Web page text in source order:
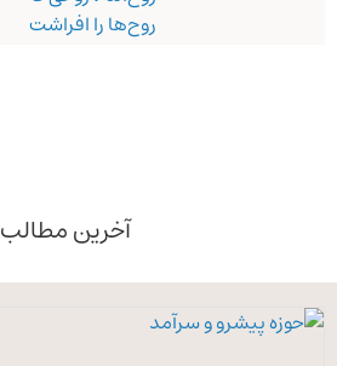
آخرین مطالب